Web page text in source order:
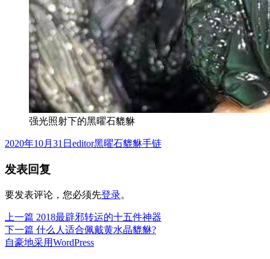
强光照射下的黑曜石貔貅
发
于
2020年10月31日 作
editor分
黑曜石貔貅手链
发表回复
要发表评论，您必须先登录。
文
章
上一篇 上
篇
文
2018最辟邪转运的十五件神器
下一篇 下
篇
什么人适合佩戴黄水晶貔貅?
自豪地采用WordPress